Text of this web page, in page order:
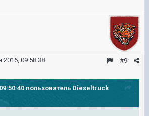
#9
2016, 09:58:38
пользователь Dieseltruck